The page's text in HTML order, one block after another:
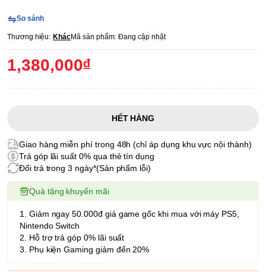
So sánh
Thương hiệu: KhácMã sản phẩm: Đang cập nhật
1,380,000₫
HẾT HÀNG
Giao hàng miễn phí trong 48h (chỉ áp dụng khu vực nội thành)
Trả góp lãi suất 0% qua thẻ tín dụng
Đổi trả trong 3 ngày*(Sản phẩm lỗi)
Quà tặng khuyến mãi
1. Giảm ngay 50.000đ giá game gốc khi mua với máy PS5,
Nintendo Switch
2. Hỗ trợ trả góp 0% lãi suất
3. Phụ kiện Gaming giảm đến 20%